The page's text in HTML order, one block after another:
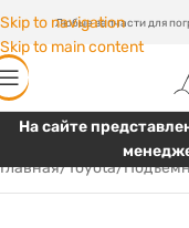
Skip to navigation
Skip to main content
Любые запчасти для
На сайте
Главная/Toyota/